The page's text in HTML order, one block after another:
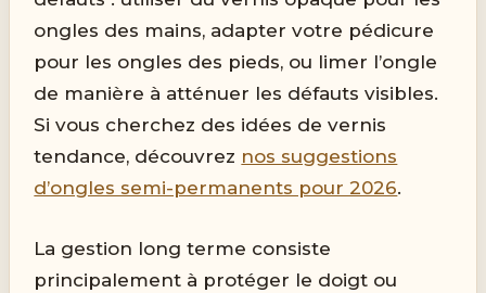
ongles des mains, adapter votre pédicure
pour les ongles des pieds, ou limer l’ongle
de manière à atténuer les défauts visibles.
Si vous cherchez des idées de vernis
tendance, découvrez nos suggestions
d’ongles semi-permanents pour 2026.
La gestion long terme consiste
principalement à protéger le doigt ou